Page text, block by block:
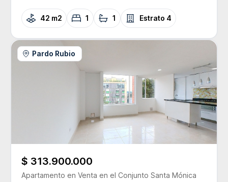
42 m2 1 1 Estrato 4
Pardo Rubio
$ 313.900.000
Apartamento en Venta en el Conjunto Santa Mónica